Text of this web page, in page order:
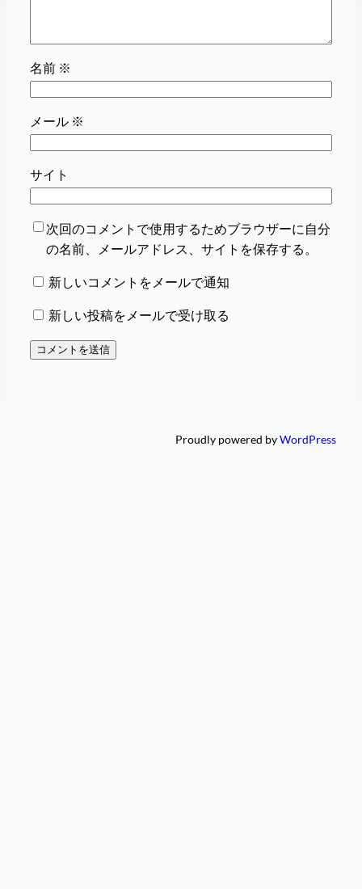
名前 ※
メール ※
サイト
次回のコメントで使用するためブラウザーに自分
の名前、メールアドレス、サイトを保存する。
新しいコメントをメールで通知
新しい投稿をメールで受け取る
Proudly powered byWordPress